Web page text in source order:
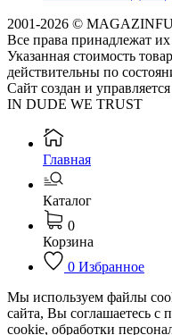
2001-2026 ©
Все права принадлежат
Указанная стоимость
действительны по
Сайт создан и
IN DUDE WE TRUST
Главная
Каталог
0
Корзина
0 Избранное
Мы используем файлы
сайта, Вы соглашаетесь с
cookie, обработки